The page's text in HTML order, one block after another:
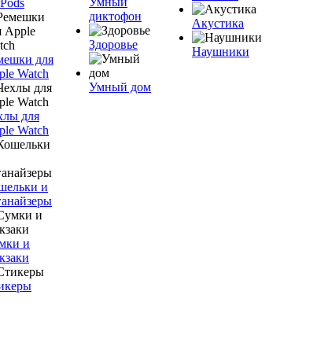
для
Watch
для
Watch
и
и
диктофон
Здоровье
Умный дом
Акустика
Наушники